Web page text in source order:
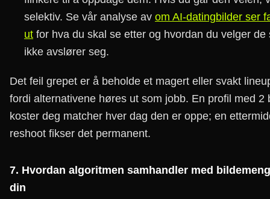
selektiv. Se vår analyse av om AI-datingbilder ser
ut for hva du skal se etter og hvordan du velger de
ikke avslører seg.
Det feil grepet er å beholde et magert eller svakt
fordi alternativene høres ut som jobb. En profil med 2
koster deg matcher hver dag den er oppe; en
reshoot fikser det permanent.
7. Hvordan algoritmen samhandler med
din